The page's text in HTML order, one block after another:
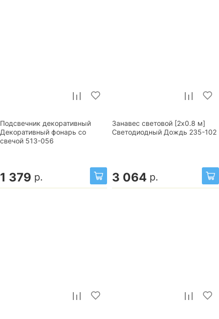
Подсвечник декоративный
Декоративный фонарь со
свечой 513-056
1 379 р.
Занавес световой [2x0.8 м]
Светодиодный Дождь 235-102
3 064 р.